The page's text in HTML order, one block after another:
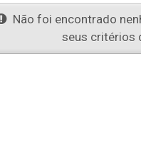
Não foi encontrado
seus critérios